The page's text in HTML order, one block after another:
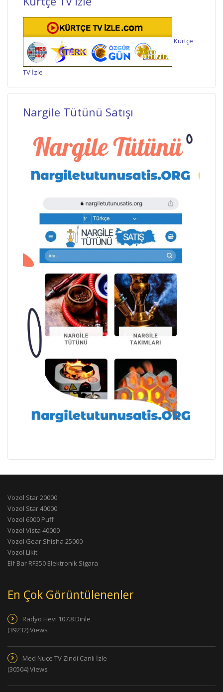
Kürtçe
TV İzle
Nargile Tütünü Satışı
Vozol Star 20000
Vozol Star 40000
Vozol 6000 Puff
Vozol Vista 40000
Vozol Gear Shisha 25000
Vozol Likit
Elf Bar RF350 Elektronik Sigara
En Çok Görüntülenenler
Radyo Hevi 107.8 Dinle
(39232) Views
Med Nuçe TV Zindi Canlı İzle
(30504) Views